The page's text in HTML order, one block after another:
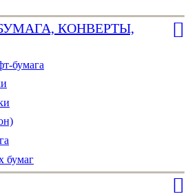
КОНВЕРТЫ,
бумага
бумаг